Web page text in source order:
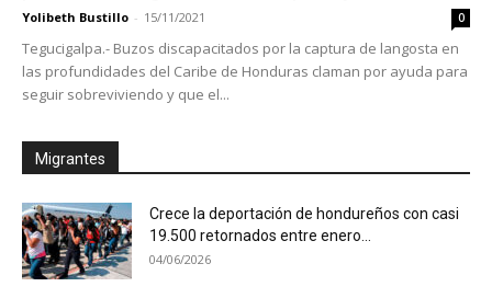
Yolibeth Bustillo - 15/11/2021 0
Tegucigalpa.- Buzos discapacitados por la captura de langosta en
las profundidades del Caribe de Honduras claman por ayuda para
seguir sobreviviendo y que el...
Migrantes
Crece la deportación de hondureños con casi
19.500 retornados entre enero...
04/06/2026